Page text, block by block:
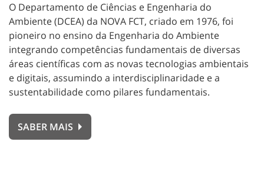
O Departamento de Ciências e Engenharia do
Ambiente (DCEA) da NOVA FCT, criado em 1976, foi
pioneiro no ensino da Engenharia do Ambiente
integrando competências fundamentais de diversas
áreas científicas com as novas tecnologias ambientais
e digitais, assumindo a interdisciplinaridade e a
sustentabilidade como pilares fundamentais.
SABER MAIS